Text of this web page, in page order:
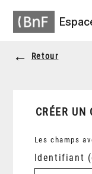
Retour
CRÉER UN
Les champs
Identifiant